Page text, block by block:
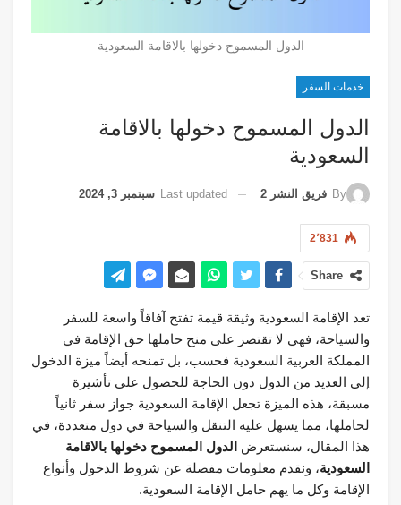
الدول المسموح دخولها بالاقامة السعودية
خدمات السفر
الدول المسموح دخولها بالاقامة
السعودية
By فريق النشر 2 Last updated سبتمبر 3, 2024
2٬831
Share
تعد الإقامة السعودية وثيقة قيمة تفتح آفاقاً واسعة للسفر
والسياحة، فهي لا تقتصر على منح حاملها حق الإقامة في
المملكة العربية السعودية فحسب، بل تمنحه أيضاً ميزة الدخول
إلى العديد من الدول دون الحاجة للحصول على تأشيرة
مسبقة، هذه الميزة تجعل الإقامة السعودية جواز سفر ثانياً
لحاملها، مما يسهل عليه التنقل والسياحة في دول متعددة، في
هذا المقال، سنستعرض الدول المسموح دخولها بالاقامة
السعودية، ونقدم معلومات مفصلة عن شروط الدخول وأنواع
الإقامة وكل ما يهم حامل الإقامة السعودية.